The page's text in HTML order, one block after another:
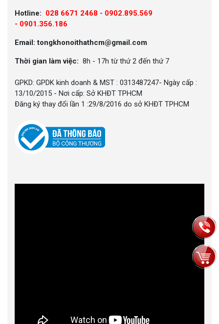
Hotline: 028 6671 2468 - 0902.895.569
- 0901.356.186
Email: tongkhonoithathcm@gmail.com
Thời gian làm việc: 8h - 17h từ thứ 2 đến thứ 7
GPKD: GPDK kinh doanh & MST : 0313487247- Ngày cấp :
13/10/2015 - Nơi cấp: Sở KHĐT TPHCM
Đăng ký thay đổi lần 1 :29/8/2016 do sở KHĐT TPHCM